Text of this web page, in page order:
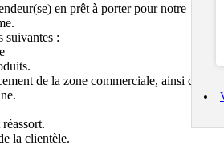
en prêt à porter pour notre
suivantes :
de la zone commerciale, ainsi que le
la clientèle.